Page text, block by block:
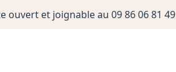
et joignable au 09 86 06 81